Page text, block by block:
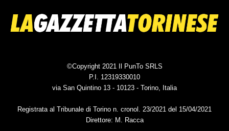
©Copyright 2021 Il PunTo SRLS
P.I. 12319330010
via San Quintino 13 - 10123 - Torino, Italia
Registrata al Tribunale di Torino n. cronol. 23/2021 del 15/04/2021
Direttore: M. Racca